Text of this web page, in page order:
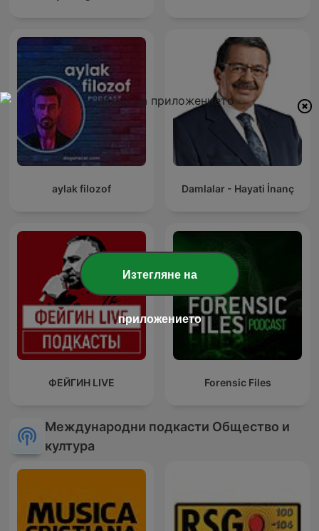
aylak filozof Damlalar - Hayati İnanç
ФЕЙГИН LIVE Forensic Files
Международни подкасти Общество и
култура
Изтегляне на
приложението